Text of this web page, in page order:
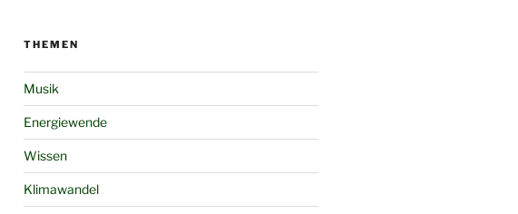
THEMEN
Musik
Energiewende
Wissen
Klimawandel